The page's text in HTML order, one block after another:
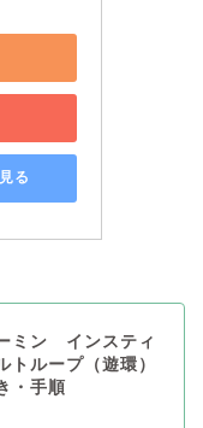
る
ミン インスティ
トループ（遊環）
・手順